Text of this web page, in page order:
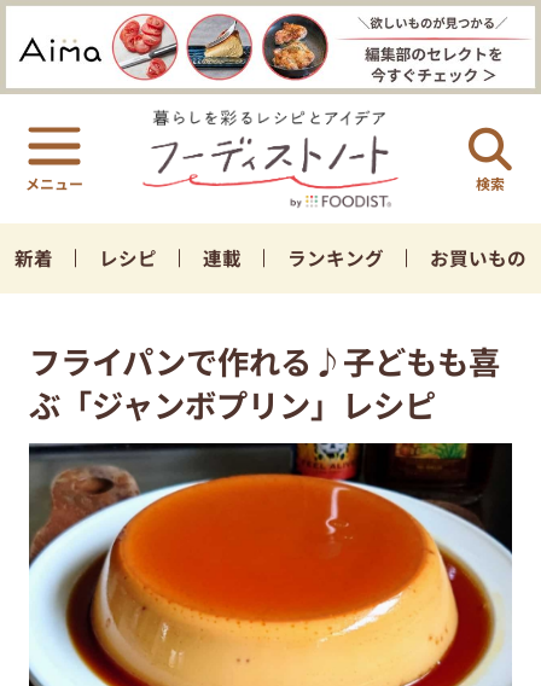
検索
新着 レシピ 連載 ランキング お買いもの
フライパンで作れる♪子どもも喜
ぶ「ジャンボプリン」レシピ